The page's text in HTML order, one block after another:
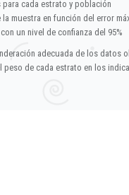
cada estrato y población
muestra en función del error
un nivel de confianza del 95%
adecuada de los datos
de cada estrato en los